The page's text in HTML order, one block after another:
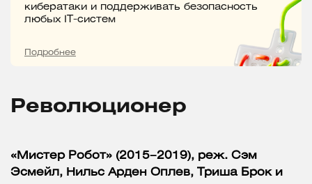
кибератаки и поддерживать безопасность
любых IT-систем
Подробнее
Революционер
«Мистер Робот» (2015–2019), реж. Сэм
Эсмейл, Нильс Арден Оплев, Триша Брок и